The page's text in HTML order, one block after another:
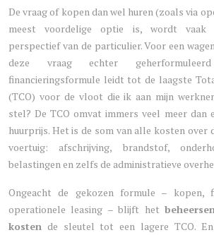
De vraag of kopen dan wel huren (zoals via
meest voordelige optie is, wordt vaak
perspectief van de particulier. Voor een
deze vraag echter
financieringsformule leidt tot de laagste
(TCO) voor de vloot die ik aan mijn
stel? De TCO omvat immers veel meer dan
huurprijs. Het is de som van alle kosten over
voertuig: afschrijving, brandstof,
belastingen en zelfs de administratieve
Ongeacht de gekozen formule – kopen,
operationele leasing – blijft het
kosten de sleutel tot een lagere TCO.